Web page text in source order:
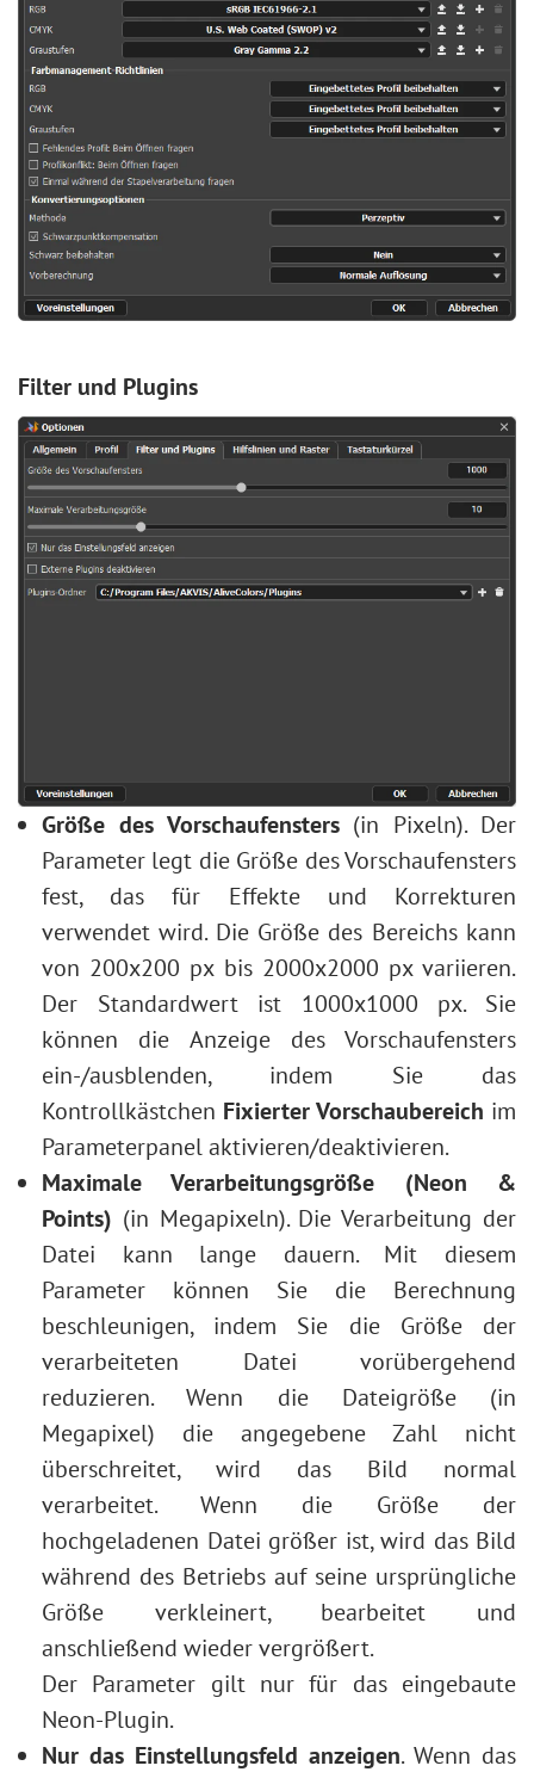
Filter und Plugins
Größe des Vorschaufensters(in Pixeln). Der
Parameter legt die Größe des Vorschaufensters
fest, das für Effekte und Korrekturen
verwendet wird. Die Größe des Bereichs kann
von 200x200 px bis 2000x2000 px variieren.
Der Standardwert ist 1000x1000 px. Sie
können die Anzeige des Vorschaufensters
ein-/ausblenden, indem Sie das
Kontrollkästchen Fixierter Vorschaubereich im
Parameterpanel aktivieren/deaktivieren.
Maximale Verarbeitungsgröße (Neon &
Points) (in Megapixeln). Die Verarbeitung der
Datei kann lange dauern. Mit diesem
Parameter können Sie die Berechnung
beschleunigen, indem Sie die Größe der
verarbeiteten Datei vorübergehend
reduzieren. Wenn die Dateigröße (in
Megapixel) die angegebene Zahl nicht
überschreitet, wird das Bild normal
verarbeitet. Wenn die Größe der
hochgeladenen Datei größer ist, wird das Bild
während des Betriebs auf seine ursprüngliche
Größe verkleinert, bearbeitet und
anschließend wieder vergrößert.
Der Parameter gilt nur für das eingebaute
Neon-Plugin.
Nur das Einstellungsfeld anzeigen. Wenn das